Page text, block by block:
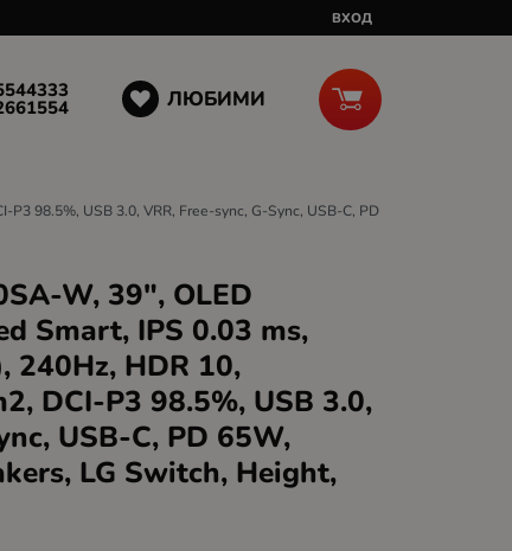
ВХОД
ЛЮБИМИ
98.5%, USB 3.0, VRR, Free-sync, G-Sync, USB-C, PD
W, 39", OLED
Smart, IPS 0.03 ms,
240Hz, HDR 10,
DCI-P3 98.5%, USB 3.0,
USB-C, PD 65W,
LG Switch, Height,